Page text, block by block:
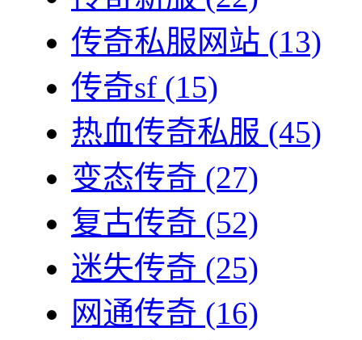
传奇私服网站 (13)
传奇sf (15)
热血传奇私服 (45)
变态传奇 (27)
复古传奇 (52)
迷失传奇 (25)
网通传奇 (16)